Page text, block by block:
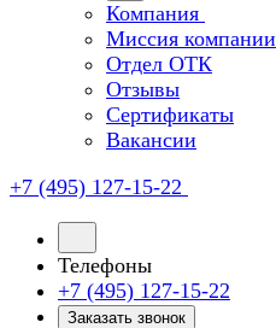
Компания
Миссия компании
Отдел ОТК
Отзывы
Сертификаты
Вакансии
+7 (495) 127-15-22
Телефоны
+7 (495) 127-15-22
Заказать звонок